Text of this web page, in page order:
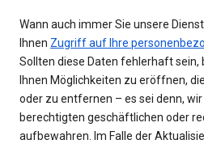
Wann auch immer Sie unsere
Ihnen Zugriff auf Ihre
Sollten diese Daten fehlerhaft sein,
Ihnen Möglichkeiten zu eröffnen,
oder zu entfernen – es sei denn,
berechtigten geschäftlichen oder
aufbewahren. Im Falle der